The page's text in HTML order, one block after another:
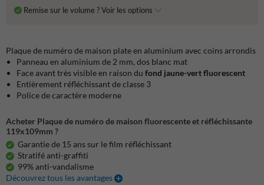
Remise sur le volume ? Voir les options
Plaque de numéro de maison plate en aluminium avec coins arrondis
Panneau en aluminium de 2 mm, dos blanc mat
Face avant très visible en raison du fond jaune-vert fluorescent
Entièrement réfléchissant de classe 3
Police de caractère moderne
Acheter Plaque de numéro de maison fluorescente et réfléchissante
119x109mm ?
Garantie de 15 ans sur le film réfléchissant
Stratifé anti-graffiti
99% anti-vandalisme
Découvrez tous les avantages